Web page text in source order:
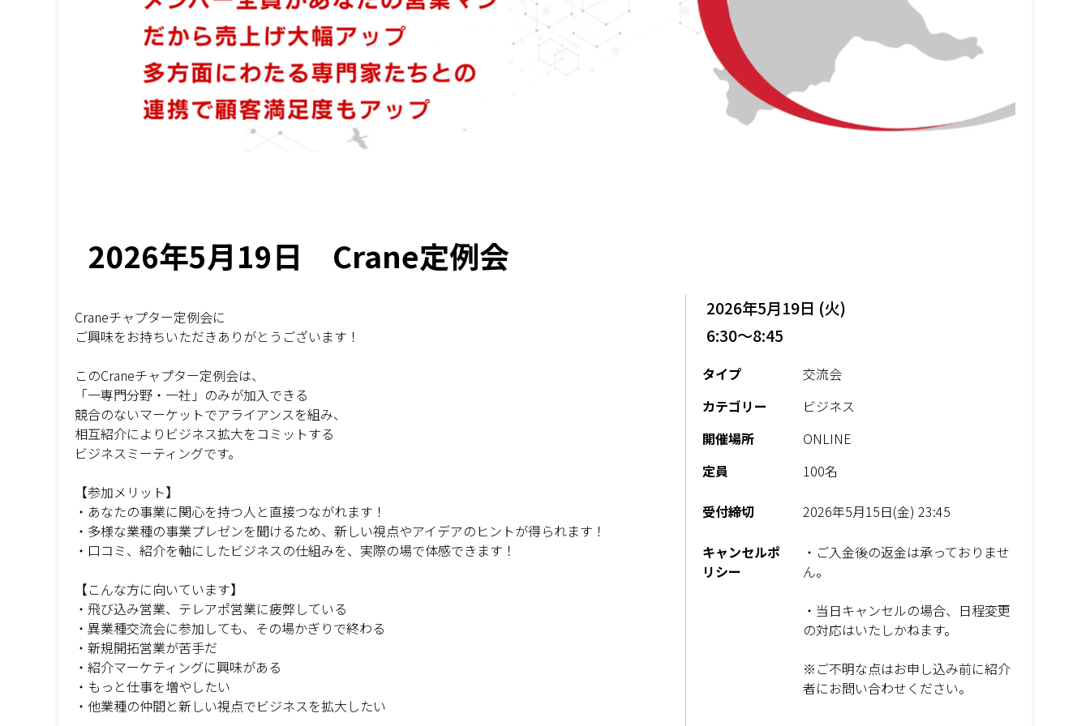
2026年5月19日 Crane定例会
Craneチャプター定例会に
ご興味をお持ちいただきありがとうございます！
このCraneチャプター定例会は、
「一専門分野・一社」のみが加入できる
競合のないマーケットでアライアンスを組み、
相互紹介によりビジネス拡大をコミットする
ビジネスミーティングです。
【参加メリット】
・あなたの事業に関心を持つ人と直接つながれます！
・多様な業種の事業プレゼンを聞けるため、新しい視点やアイデアのヒントが得られます！
・口コミ、紹介を軸にしたビジネスの仕組みを、実際の場で体感できます！
【こんな方に向いています】
・飛び込み営業、テレアポ営業に疲弊している
・異業種交流会に参加しても、その場かぎりで終わる
・新規開拓営業が苦手だ
・紹介マーケティングに興味がある
・もっと仕事を増やしたい
・他業種の仲間と新しい視点でビジネスを拡大したい
2026年5月19日 (火)
6:30～8:45
タイプ
交流会
カテゴリー
ビジネス
開催場所
ONLINE
定員
100名
受付締切 2026年5月15日(金) 23:45
キャンセルポ
リシー
・ご入金後の返金は承っておりませ
ん。
・当日キャンセルの場合、日程変更
の対応はいたしかねます。
※ご不明な点はお申し込み前に紹介
者にお問い合わせください。